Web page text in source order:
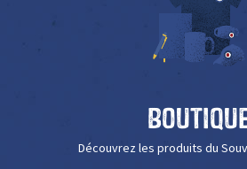
Découvrez les produits du